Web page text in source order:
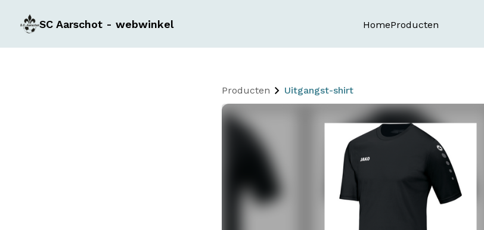
SC Aarschot - webwinkel HomeProducten
Producten Uitgangst-shirt